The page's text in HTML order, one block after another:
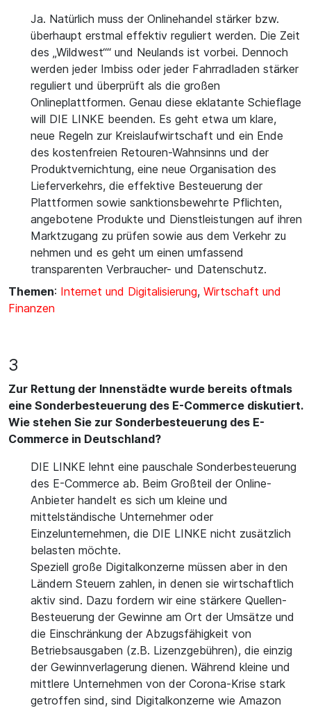
Ja. Natürlich muss der Onlinehandel stärker bzw.
überhaupt erstmal effektiv reguliert werden. Die Zeit
des „Wildwest““ und Neulands ist vorbei. Dennoch
werden jeder Imbiss oder jeder Fahrradladen stärker
reguliert und überprüft als die großen
Onlineplattformen. Genau diese eklatante Schieflage
will DIE LINKE beenden. Es geht etwa um klare,
neue Regeln zur Kreislaufwirtschaft und ein Ende
des kostenfreien Retouren-Wahnsinns und der
Produktvernichtung, eine neue Organisation des
Lieferverkehrs, die effektive Besteuerung der
Plattformen sowie sanktionsbewehrte Pflichten,
angebotene Produkte und Dienstleistungen auf ihren
Marktzugang zu prüfen sowie aus dem Verkehr zu
nehmen und es geht um einen umfassend
transparenten Verbraucher- und Datenschutz.
Themen: Internet und Digitalisierung, Wirtschaft und
Finanzen
3
Zur Rettung der Innenstädte wurde bereits oftmals
eine Sonderbesteuerung des E-Commerce diskutiert.
Wie stehen Sie zur Sonderbesteuerung des E-
Commerce in Deutschland?
DIE LINKE lehnt eine pauschale Sonderbesteuerung
des E-Commerce ab. Beim Großteil der Online-
Anbieter handelt es sich um kleine und
mittelständische Unternehmer oder
Einzelunternehmen, die DIE LINKE nicht zusätzlich
belasten möchte.
Speziell große Digitalkonzerne müssen aber in den
Ländern Steuern zahlen, in denen sie wirtschaftlich
aktiv sind. Dazu fordern wir eine stärkere Quellen-
Besteuerung der Gewinne am Ort der Umsätze und
die Einschränkung der Abzugsfähigkeit von
Betriebsausgaben (z.B. Lizenzgebühren), die einzig
der Gewinnverlagerung dienen. Während kleine und
mittlere Unternehmen von der Corona-Krise stark
getroffen sind, sind Digitalkonzerne wie Amazon